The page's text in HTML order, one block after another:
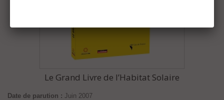
Le Grand Livre de l’Habitat Solaire
Date de parution : Juin 2007